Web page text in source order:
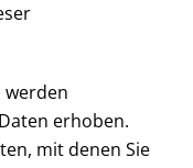
werden
erhoben.
mit denen Sie